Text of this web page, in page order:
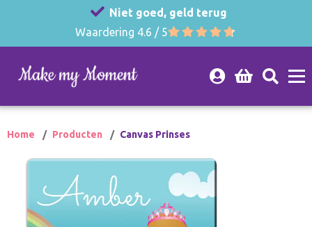
Niet goed, geld terug
Waardering 4.6 / 5
Home Producten Canvas Prinses